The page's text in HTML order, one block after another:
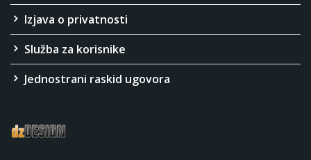
Izjava o privatnosti
Služba za korisnike
Jednostrani raskid ugovora